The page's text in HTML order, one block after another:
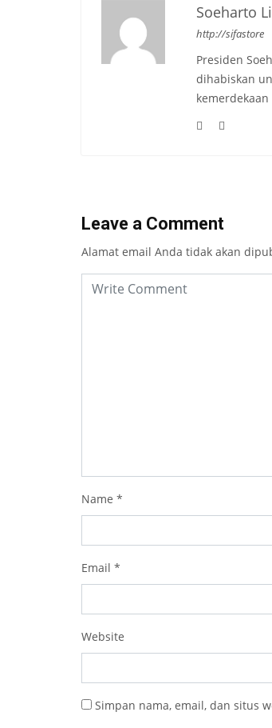
Soeharto
http://sifastore
Presiden
dihabiskan
Leave a Comment
Alamat email Anda tidak akan
Name *
Email *
Website
Simpan nama, email, dan situs